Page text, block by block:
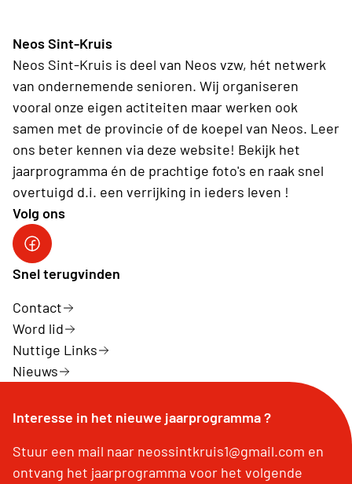
Neos Sint-Kruis
Neos Sint-Kruis is deel van Neos vzw, hét netwerk
van ondernemende senioren. Wij organiseren
vooral onze eigen actiteiten maar werken ook
samen met de provincie of de koepel van Neos. Leer
ons beter kennen via deze website! Bekijk het
jaarprogramma én de prachtige foto's en raak snel
overtuigd d.i. een verrijking in ieders leven !
Volg ons
Facebook Neos Sint-Kruis
Snel terugvinden
Contact
Word lid
Nuttige Links
Nieuws
Interesse in het nieuwe jaarprogramma ?
Stuur een mail naar neossintkruis1@gmail.com en
ontvang het jaarprogramma voor het volgende